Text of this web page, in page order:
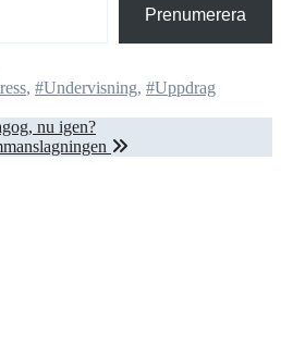
Prenumerera
, #Undervisning, #Uppdrag
nu igen?